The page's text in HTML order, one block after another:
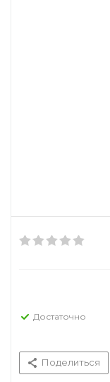
Достаточно
Поделиться